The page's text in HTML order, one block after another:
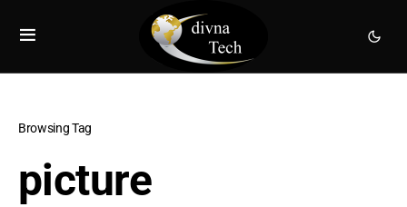
Browsing Tag
picture